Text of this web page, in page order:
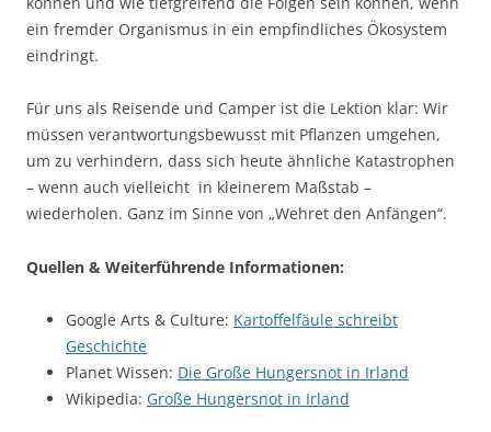
ein fremder Organismus in ein empfindliches Ökosystem
eindringt.
Für uns als Reisende und Camper ist die Lektion klar: Wir
müssen verantwortungsbewusst mit Pflanzen umgehen,
um zu verhindern, dass sich heute ähnliche Katastrophen
– wenn auch vielleicht in kleinerem Maßstab –
wiederholen. Ganz im Sinne von „Wehret den Anfängen“.
Quellen & Weiterführende Informationen:
Google Arts & Culture: Kartoffelfäule schreibt
Geschichte
Planet Wissen: Die Große Hungersnot in Irland
Wikipedia: Große Hungersnot in Irland